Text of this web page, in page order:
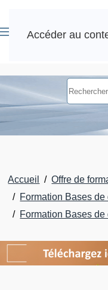
Accéder au
Accueil
Offre de
Formation Bases
Formation Bases de